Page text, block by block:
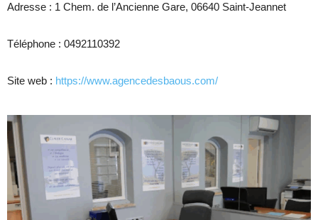
Adresse : 1 Chem. de l’Ancienne Gare, 06640 Saint-Jeannet
Téléphone : 0492110392
Site web : https://www.agencedesbaous.com/